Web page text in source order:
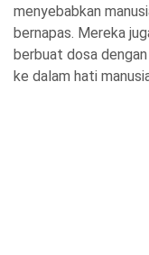
menyebabkan
bernapas. Mereka
berbuat dosa
ke dalam hati